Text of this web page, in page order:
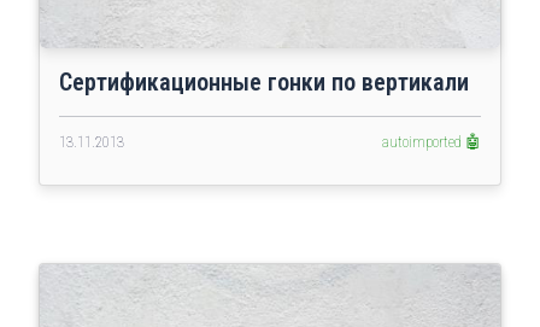
Сертификационные гонки по вертикали
13.11.2013 autoimported 🤖